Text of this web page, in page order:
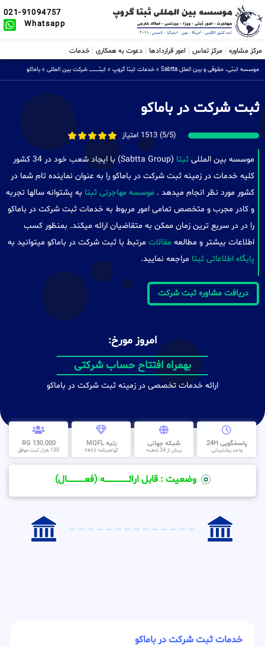
021-91094757
Whatsapp
مرکز مشاوره مرکز تماس امور قراردادها دعوت به همکاری خدمات
موسسه ثبتی، حقوقی و بین الملل Sabtta » خدمات ثبتا گروپ » ثبتــــــــــــــــ شرکت بین المللی » باماکو
ثبت شرکت در باماکو
(5/5) 1513 امتیاز
موسسه بین المللی ثبتا
(Sabtta Group) با ایجاد شعب خود در 34 کشور
کلیه خدمات در زمینه ثبت شرکت در باماکو را به عنوان نماینده تام شما در
کشور مورد نظر انجام میدهد . موسسه مهاجرتی ثبتا به پشتوانه سالها تجربه
و کادر مجرب و متخصص تمامی امور مربوط به خدمات ثبت شرکت در باماکو
را در در سریع ترین زمان ممکن به متقاضیان ارائه میکند. بمنظور کسب
اطلاعات بیشتر و مطالعه مقالات مرتبط با ثبت شرکت در باماکو میتوانید به
پایگاه اطلاعاتی ثبتا مراجعه نمایید.
دریافت مشاوره ثبت شرکت
امروز مورخ:
بهمراه افتتاح حساب شرکتی
ارائه خدمات تخصصی در زمینه ثبت شرکت در باماکو
پاسخگویی 24H
واحد پشتیبانی
شبکه جهانی
بیش از 34 شعبه
رتبه MQFL
گواهینامه cess
130.000 RG
130 هزار ثبت موفق
وضعیت : قابل ارائــــــــــــــــــــه (فعـــــــــــــــال)
خدمات ثبت شرکت در باماکو